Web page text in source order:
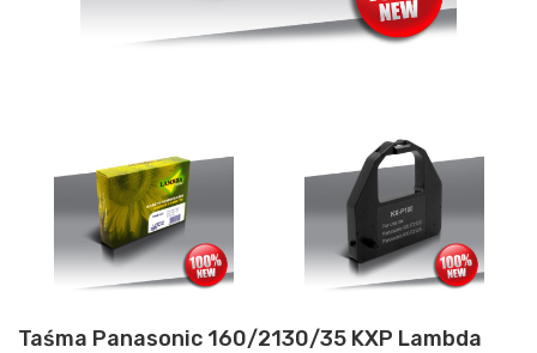
Taśma Panasonic 160/2130/35 KXP Lambda